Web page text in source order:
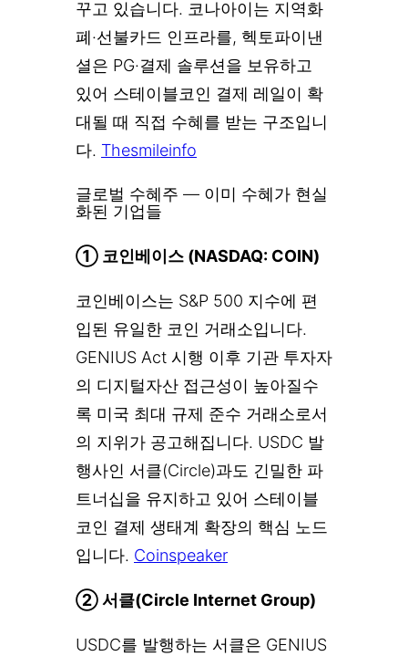
꾸고 있습니다. 코나아이는 지역화
폐·선불카드 인프라를, 헥토파이낸
셜은 PG·결제 솔루션을 보유하고
있어 스테이블코인 결제 레일이 확
대될 때 직접 수혜를 받는 구조입니
다. Thesmileinfo
글로벌 수혜주 — 이미 수혜가 현실
화된 기업들
① 코인베이스 (NASDAQ: COIN)
코인베이스는 S&P 500 지수에 편
입된 유일한 코인 거래소입니다.
GENIUS Act 시행 이후 기관 투자자
의 디지털자산 접근성이 높아질수
록 미국 최대 규제 준수 거래소로서
의 지위가 공고해집니다. USDC 발
행사인 서클(Circle)과도 긴밀한 파
트너십을 유지하고 있어 스테이블
코인 결제 생태계 확장의 핵심 노드
입니다. Coinspeaker
② 서클(Circle Internet Group)
USDC를 발행하는 서클은 GENIUS